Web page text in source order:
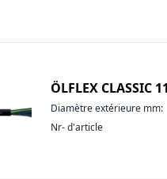
ÖLFLEX CLASSIC
Diamètre extérieure mm:
Nr- d'article